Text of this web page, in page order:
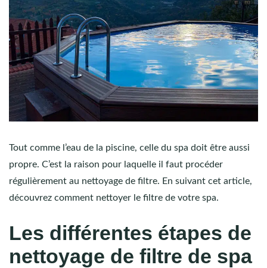
Tout comme l’eau de la piscine, celle du spa doit être aussi
propre. C’est la raison pour laquelle il faut procéder
régulièrement au nettoyage de filtre. En suivant cet article,
découvrez comment nettoyer le filtre de votre spa.
Les différentes étapes de
nettoyage de filtre de spa